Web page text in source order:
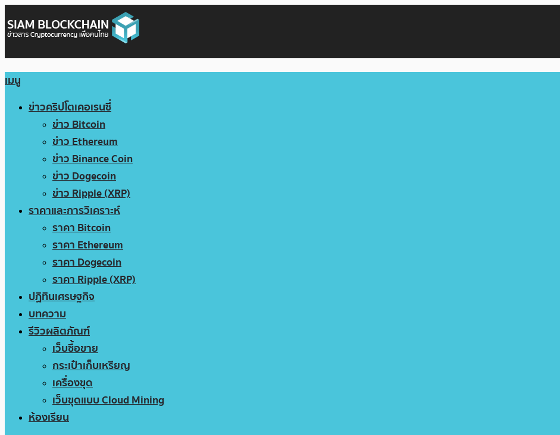
เมนู
ข่าวคริปโตเคอเรนซี่
ข่าว Bitcoin
ข่าว Ethereum
ข่าว Binance Coin
ข่าว Dogecoin
ข่าว Ripple (XRP)
ราคาและการวิเคราะห์
ราคา Bitcoin
ราคา Ethereum
ราคา Dogecoin
ราคา Ripple (XRP)
ปฏิทินเศรษฐกิจ
บทความ
รีวิวผลิตภัณฑ์
เว็บซื้อขาย
กระเป๋าเก็บเหรียญ
เครื่องขุด
เว็บขุดแบบ Cloud Mining
ห้องเรียน